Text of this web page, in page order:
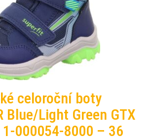
celoroční boty
Blue/Light Green GTX
000054-8000 – 36